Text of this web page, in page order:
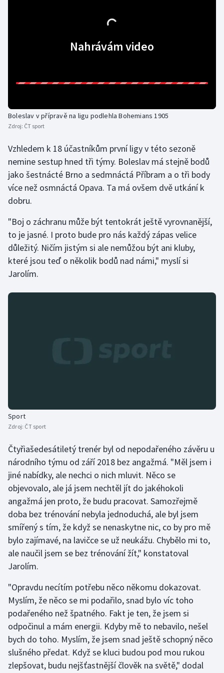
Plážový volejbal
Ragby
Rychlostní kanoistika
Short track
Stolní tenis
Triatlon
Veslování
Nahrávám video
Boleslav v přípravě na ligu podlehla Bohemians 1905
Zdroj: ČT sport
Vzhledem k 18 účastníkům první ligy v této sezoně
nemine sestup hned tři týmy. Boleslav má stejně bodů
jako šestnácté Brno a sedmnáctá Příbram a o tři body
více než osmnáctá Opava. Ta má ovšem dvě utkání k
dobru.
"Boj o záchranu může být tentokrát ještě vyrovnanější,
to je jasné. I proto bude pro nás každý zápas velice
důležitý. Ničím jistým si ale nemůžou být ani kluby,
které jsou teď o několik bodů nad námi," myslí si
Jarolím.
Sport
Zdroj: ČT sport
Čtyřiašedesátiletý trenér byl od nepodařeného závěru u
národního týmu od září 2018 bez angažmá. "Měl jsem i
jiné nabídky, ale nechci o nich mluvit. Něco se
objevovalo, ale já jsem nechtěl jít do jakéhokoli
angažmá jen proto, že budu pracovat. Samozřejmě
doba bez trénování nebyla jednoduchá, ale byl jsem
smířený s tím, že když se nenaskytne nic, co by pro mě
bylo zajímavé, na lavičce se už neukážu. Chybělo mi to,
ale naučil jsem se bez trénování žít," konstatoval
Jarolím.
"Opravdu necítím potřebu něco někomu dokazovat.
Myslím, že něco se mi podařilo, snad bylo víc toho
podařeného než špatného. Fakt je ten, že jsem si
odpočinul a mám energii. Kdyby mě to nebavilo, nešel
bych do toho. Myslím, že jsem snad ještě schopný něco
slušného předat. Když se kluci budou pod mou rukou
zlepšovat, budu nejšťastnější člověk na světě," dodal